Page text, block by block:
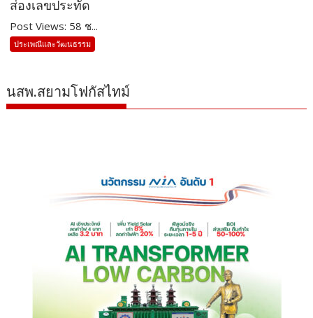
ส่องเลขประทัด
Post Views: 58 ช...
ประเพณีและวัฒนธรรม
นสพ.สยามโฟกัสไทม์